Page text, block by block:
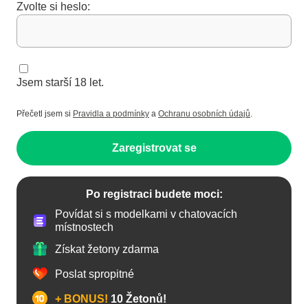
Zvolte si heslo:
Jsem starší 18 let.
Přečetl jsem si Pravidla a podmínky a Ochranu osobních údajů.
Zaregistrovat se
Po registraci budete moci:
Povídat si s modelkami v chatovacích
místnostech
Získat žetony zdarma
Poslat spropitné
+ BONUS! 10 Žetonů!